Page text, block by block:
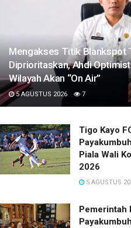
Mengakses Titik Blankspot
Diprioritaskan, Ahdi
Wilayah Akan “On Air”
5 AGUSTUS 2026 7
Tigo Kayo
Piala Wali
2026
5 AGUSTUS
Pemerintah